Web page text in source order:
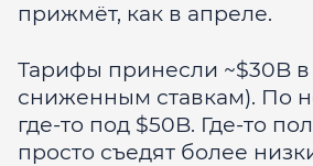
прижмёт, как в апреле.
Тарифы принесли ~$30B
сниженным ставкам). По
где-то под $50B. Где-то
просто съедят более